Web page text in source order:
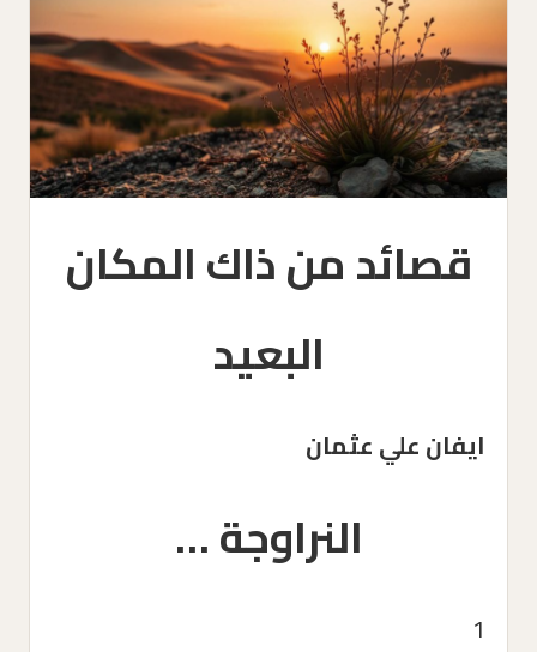
قصائد من ذاك المكان
البعيد
ايفان علي عثمان
النراوجة …
1